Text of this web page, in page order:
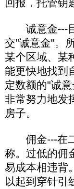
回报，托管钥
诚意金---目
交"诚意金"。
某个区域、某
能更快地找到
定数额的"诚
非常努力地发
房子。
佣金---在二
称。过低的佣
易成本相违背
以起到穿针引